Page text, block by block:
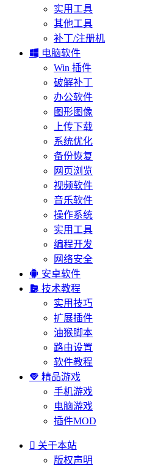
实用工具
其他工具
补丁/注册机
 电脑软件
Win 插件
破解补丁
办公软件
图形图像
上传下载
系统优化
备份恢复
网页浏览
视频软件
音乐软件
操作系统
实用工具
编程开发
网络安全
 安卓软件
 技术教程
实用技巧
扩展插件
油猴脚本
路由设置
软件教程
 精品游戏
手机游戏
电脑游戏
插件MOD
 关于本站
版权声明